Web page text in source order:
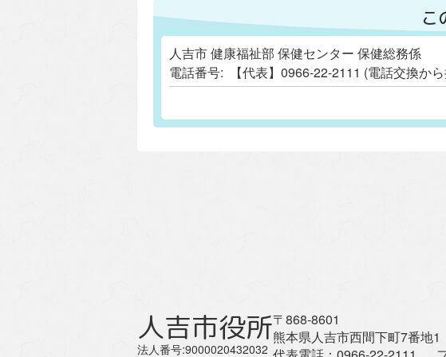
こ
人吉市 健康福祉部 保健センター 保健総務係
電話番号:
【代表】0966-22-2111 (電話交換か
人吉市役所
法人番号:9000020432032
〒868-8601
熊本県人吉市西間下町7番地1